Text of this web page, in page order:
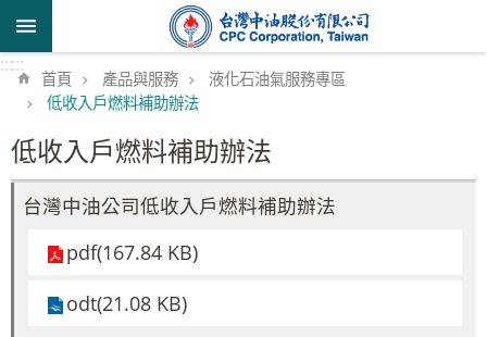
跳到主要內容區塊
::::::
首頁 產品與服務
液化石油氣服務專區
低收入戶燃料補助辦法
低收入戶燃料補助辦法
台灣中油公司低收入戶燃料補助辦法
pdf(167.84 KB)
odt(21.08 KB)